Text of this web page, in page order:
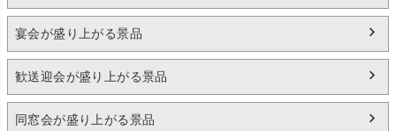
宴会が盛り上がる景品
歓送迎会が盛り上がる景品
同窓会が盛り上がる景品